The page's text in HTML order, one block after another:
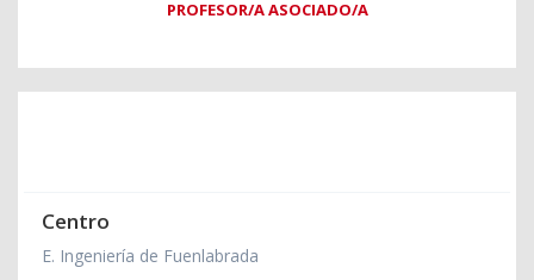
PROFESOR/A ASOCIADO/A
Centro
E. Ingeniería de Fuenlabrada